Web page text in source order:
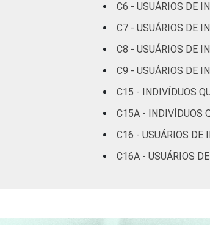
De 60 anos
mais
Renda
Familiar
Até 1 SM
até 2 SM
até 3 SM
C6 - USUÁRIOS DE
C7 - USUÁRIOS DE
C8 - USUÁRIOS DE
C9 - USUÁRIOS DE
C15 - INDIVÍDUOS
C15A - INDIVÍDUOS
C16 - USUÁRIOS DE
C16A - USUÁRIOS